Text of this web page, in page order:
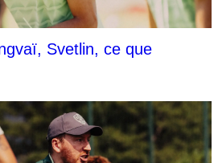
Svetlin, ce que